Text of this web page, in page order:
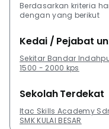
Berdasarkan kriteria
dengan yang berikut
Kedai / Pejabat
Sekitar Bandar
1500 - 2000 kps
Sekolah Terdekat
Itac Skills Academy
SMK KULAI BESAR